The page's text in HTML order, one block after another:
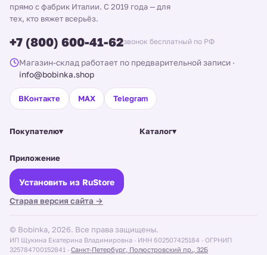
прямо с фабрик Италии. С 2019 года — для
тех, кто вяжет всерьёз.
+7 (800) 600-41-62звонок бесплатный по РФ
Магазин-склад работает по предварительной записи ·
info@bobinka.shop
ВКонтакте MAX Telegram
Покупателю▾ Каталог▾
Приложение
Установить из RuStore
Старая версия сайта →
© Bobinka, 2026. Все права защищены.
ИП Щукина Екатерина Владимировна · ИНН 602507425184 · ОГРНИП
325784700152841 · Санкт-Петербург, Полюстровский пр., 32Б